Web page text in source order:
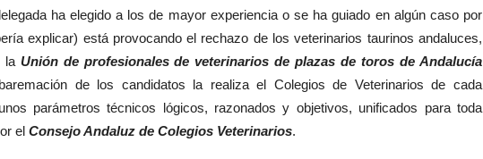
ha elegido a los de mayor experiencia o se ha guiado en algún caso por
explicar) está provocando el rechazo de los veterinarios taurinos andaluces,
la Unión de profesionales de veterinarios de plazas de toros de Andalucía
de los candidatos la realiza el Colegios de Veterinarios de cada
parámetros técnicos lógicos, razonados y objetivos, unificados para toda
el Consejo Andaluz de Colegios Veterinarios.